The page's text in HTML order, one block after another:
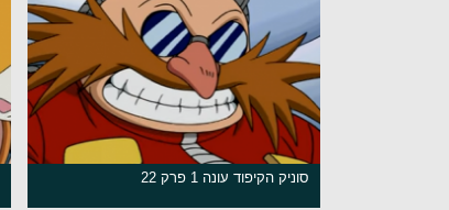
סוניק הקיפוד עונה 1 פרק 22